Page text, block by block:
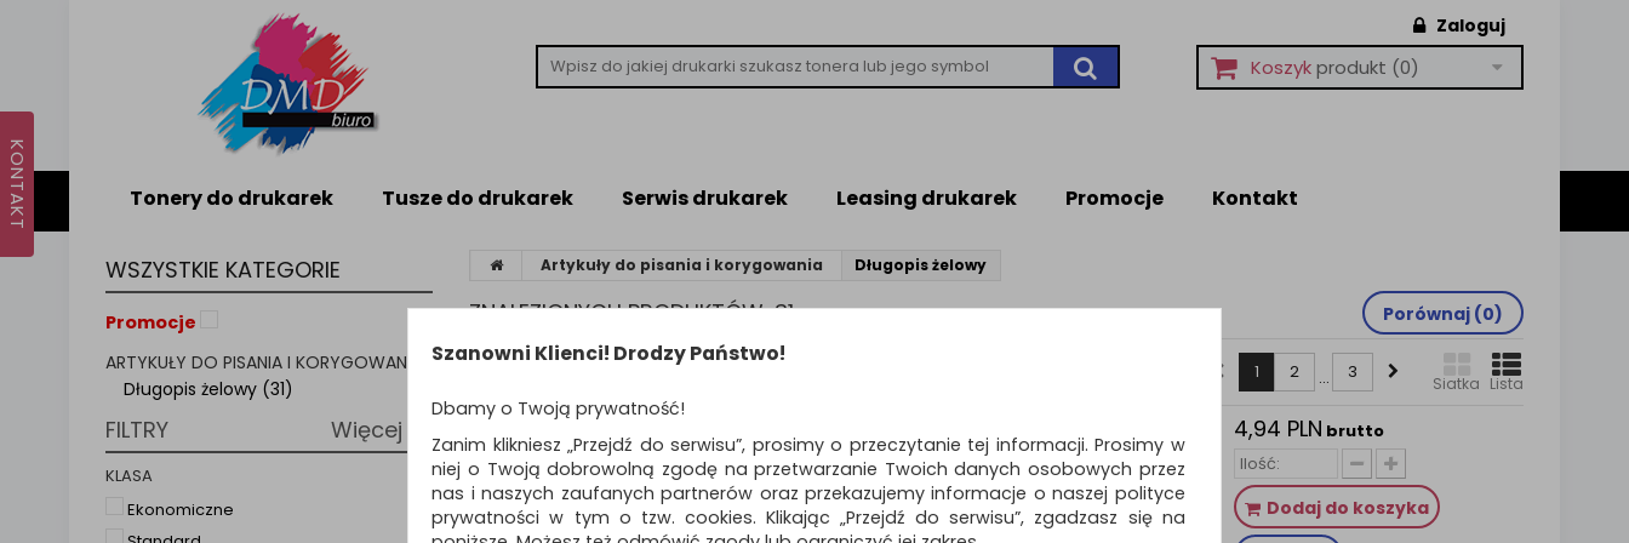
Zaloguj
Koszykprodukt (0)
Tonery do drukarek Tusze do drukarek Serwis drukarek Leasing drukarek Promocje Kontakt
WSZYSTKIE KATEGORIE
Promocje
ARTYKUŁY DO PISANIA I KORYGOWANIA
Długopis żelowy (31)
FILTRY Więcej
KLASA
Ekonomiczne
Artykuły do pisania i korygowania Długopis żelowy
ZNALEZIONYCH PRODUKTÓW: 31 Porównaj (0)
Siatka Lista
1 2 ... 3
SMOOZZY Writer, 0,7mm,
pakowany na diplayu, mix
kolorów
obudowa zaprojektowana specjalnie
4,94 PLN brutto
Dodaj do koszyka
Szanowni Klienci! Drodzy Państwo!
Dbamy o Twoją prywatność!
Zanim klikniesz „Przejdź do serwisu”, prosimy o przeczytanie tej informacji. Prosimy w
niej o Twoją dobrowolną zgodę na przetwarzanie Twoich danych osobowych przez
nas i naszych zaufanych partnerów oraz przekazujemy informacje o naszej polityce
prywatności w tym o tzw. cookies. Klikając „Przejdź do serwisu”, zgadzasz się na